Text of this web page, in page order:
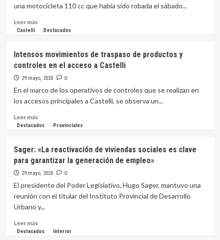
Castelli:
antes
pidieron
una motocicleta 110 cc que había sido robada el sábado...
Leer másLeer
más
policía
de
Bermejito
recuperó
motocicleta
cuando
quiso
escapar
de
control
Castelli Destacados
Intensos movimientos de traspaso de productos y
controles en el acceso a Castelli
29 mayo, 2020 0
En el marco de los operativos de controles que se realizan en
los accesos principales a Castelli, se observa un...
Leer másLeer
más
movimientos
de
traspaso
de
y
controles
el
Destacados Provinciales
Sager: «La reactivación de viviendas sociales es clave
para garantizar la generación de empleo»
29 mayo, 2020 0
El presidente del Poder Legislativo, Hugo Sager, mantuvo una
reunión con el titular del Instituto Provincial de Desarrollo
Urbano y...
Leer másLeer
más
Destacados Interior